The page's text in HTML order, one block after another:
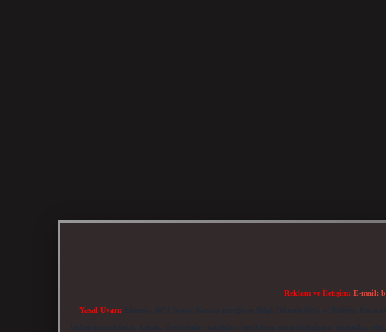
Reklam ve İletişim: E-mail:
Yasal Uyarı: